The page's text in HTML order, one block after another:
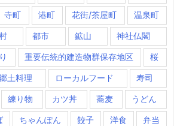
寺町 港町 花街/茶屋町 温泉町
都市 鉱山 神社仏閣
重要伝統的建造物群保存地区 桜
土料理 ローカルフード 寿司
練り物 カツ丼 蕎麦 うどん
ちゃんぽん 餃子 洋食 弁当